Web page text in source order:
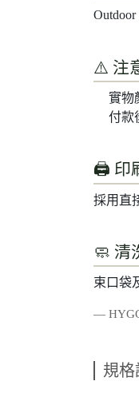
Outdoor
⚠️ 注
實物
付款
🖨️ 印
採用直
🧼 清
束口袋
—
規格